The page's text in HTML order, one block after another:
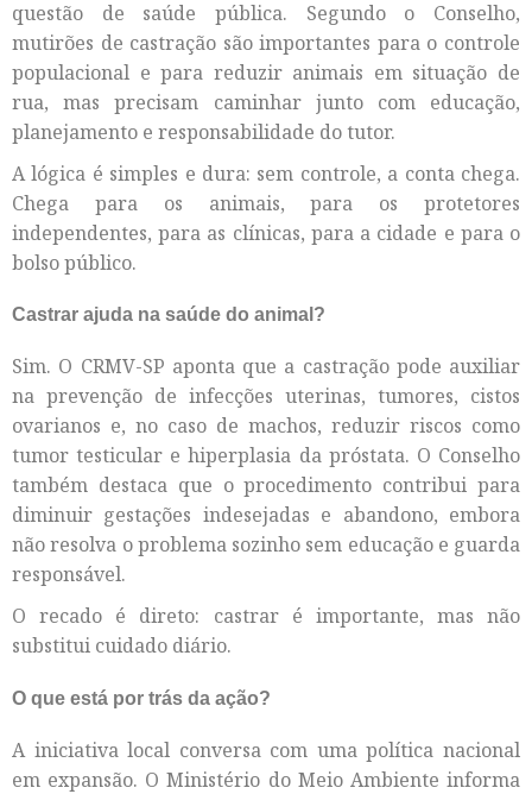
questão de saúde pública. Segundo o Conselho,
mutirões de castração são importantes para o controle
populacional e para reduzir animais em situação de
rua, mas precisam caminhar junto com educação,
planejamento e responsabilidade do tutor.
A lógica é simples e dura: sem controle, a conta chega.
Chega para os animais, para os protetores
independentes, para as clínicas, para a cidade e para o
bolso público.
Castrar ajuda na saúde do animal?
Sim. O CRMV-SP aponta que a castração pode auxiliar
na prevenção de infecções uterinas, tumores, cistos
ovarianos e, no caso de machos, reduzir riscos como
tumor testicular e hiperplasia da próstata. O Conselho
também destaca que o procedimento contribui para
diminuir gestações indesejadas e abandono, embora
não resolva o problema sozinho sem educação e guarda
responsável.
O recado é direto: castrar é importante, mas não
substitui cuidado diário.
O que está por trás da ação?
A iniciativa local conversa com uma política nacional
em expansão. O Ministério do Meio Ambiente informa